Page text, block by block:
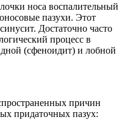
носа воспалительный
пазухи. Этот
Достаточно часто
процесс в
(сфеноидит) и лобной
причин
придаточных пазух: